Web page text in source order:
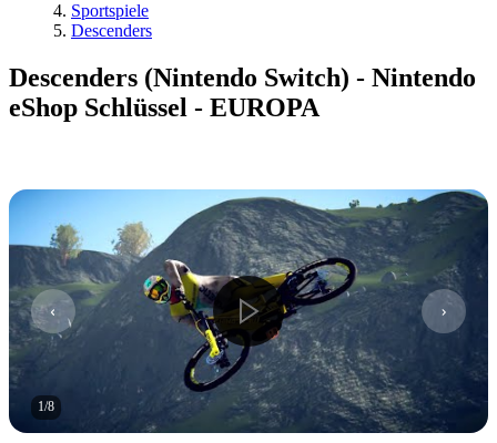
Sportspiele
Descenders
Descenders (Nintendo Switch) - Nintendo
eShop Schlüssel - EUROPA
1/8